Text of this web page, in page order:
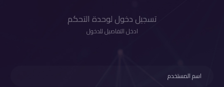
تسجيل دخول لوحدة التحكم
ادخل التفاصيل للدخول